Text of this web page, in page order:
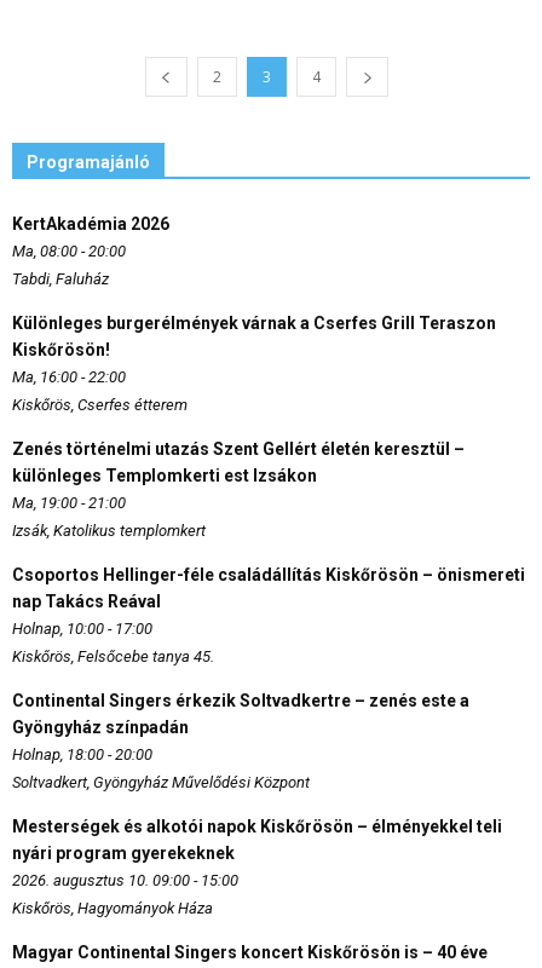
2 3 4
Programajánló
KertAkadémia 2026
Ma, 08:00 - 20:00
Tabdi, Faluház
Különleges burgerélmények várnak a Cserfes Grill Teraszon
Kiskőrösön!
Ma, 16:00 - 22:00
Kiskőrös, Cserfes étterem
Zenés történelmi utazás Szent Gellért életén keresztül –
különleges Templomkerti est Izsákon
Ma, 19:00 - 21:00
Izsák, Katolikus templomkert
Csoportos Hellinger-féle családállítás Kiskőrösön – önismereti
nap Takács Reával
Holnap, 10:00 - 17:00
Kiskőrös, Felsőcebe tanya 45.
Continental Singers érkezik Soltvadkertre – zenés este a
Gyöngyház színpadán
Holnap, 18:00 - 20:00
Soltvadkert, Gyöngyház Művelődési Központ
Mesterségek és alkotói napok Kiskőrösön – élményekkel teli
nyári program gyerekeknek
2026. augusztus 10. 09:00 - 15:00
Kiskőrös, Hagyományok Háza
Magyar Continental Singers koncert Kiskőrösön is – 40 éve